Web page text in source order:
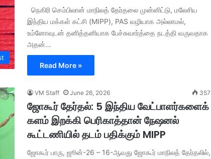
நெகிரி செம்பிலான் மாநிலத் தேர்தலை முன்னிட்டு, மலேசிய
இந்திய மக்கள் கட்சி (MIPP), PAS வழியாக அல்லாமல்,
உம்னோவுடன் தனித்தனியாக பேச்சுவார்த்தை நடத்தி வருவதாக
அதன்…
Read More »
VM Staff June 26, 2026 357
ஜோகூர் தேர்தல்: 5 இந்திய வேட்பாளர்களைக்
களம் இறக்கி பெரிகாத்தான் நேஷனல்
கூட்டணியில் தடம் பதிக்கும் MIPP
ஜோகூர் பாரு, ஜூன்-26 – 16-ஆவது ஜோகூர் மாநிலத் தேர்தலில்,